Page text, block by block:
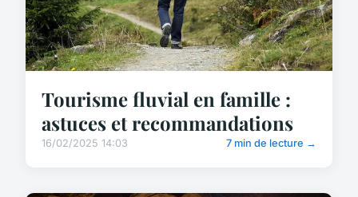
Tourisme fluvial en famille :
astuces et recommandations
16/02/2025 14:03 7 min de lecture →